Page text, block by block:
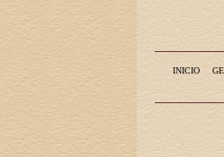
INICIO